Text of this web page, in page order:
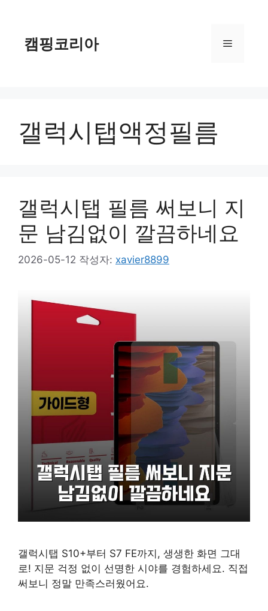
캠핑코리아 메
갤럭시탭액정필름
갤럭시탭 필름 써보니 지
문 남김없이 깔끔하네요
2026-05-12 작성자: xavier8899
갤럭시탭 S10+부터 S7 FE까지, 생생한 화면 그대
로! 지문 걱정 없이 선명한 시야를 경험하세요. 직접
써보니 정말 만족스러웠어요.